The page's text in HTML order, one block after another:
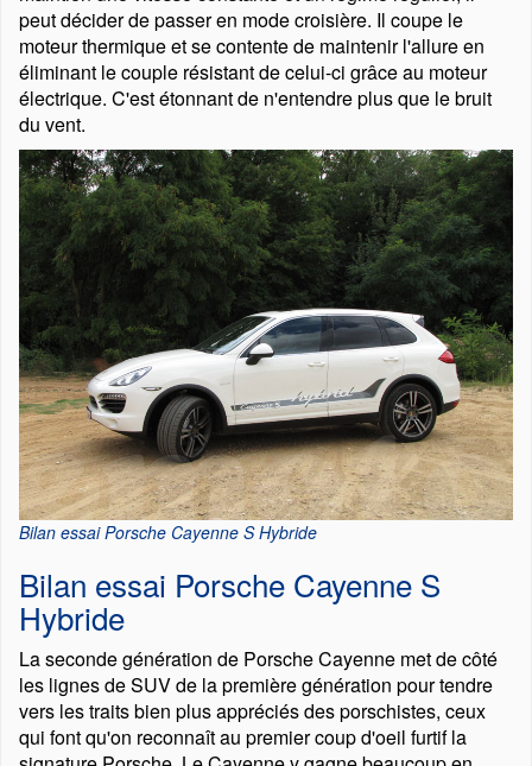
peut décider de passer en mode croisière. Il coupe le
moteur thermique et se contente de maintenir l'allure en
éliminant le couple résistant de celui-ci grâce au moteur
électrique. C'est étonnant de n'entendre plus que le bruit
du vent.
Bilan essai Porsche Cayenne S Hybride
Bilan essai Porsche Cayenne S
Hybride
La seconde génération de Porsche Cayenne met de côté
les lignes de SUV de la première génération pour tendre
vers les traits bien plus appréciés des porschistes, ceux
qui font qu'on reconnaît au premier coup d'oeil furtif la